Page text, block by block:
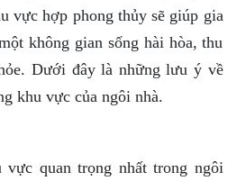
vực hợp phong thủy sẽ giúp gia
không gian sống hài hòa, thu
Dưới đây là những lưu ý về
khu vực của ngôi nhà.
vực quan trọng nhất trong ngôi